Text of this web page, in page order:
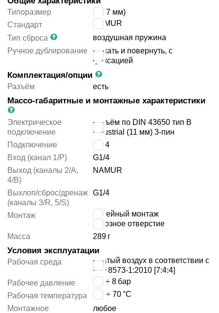
Типоразмер
3 (27 мм)
Стандарт
NAMUR
Тип сброса
воздушная пружина
Ручное дублирование
нажать и повернуть, с
фиксацией
Комплектация/опции
Разъём есть
Массо-габаритные и монтажные характеристики
Электрическое
подключение
разъём по DIN 43650 тип B
industrial (11 мм) 3-пин
Подключение
G1/4
Вход (канал 1/P)
G1/4
Выход (каналы 2/A,
4/B)
NAMUR
Выхлоп/сброс/дренаж
(каналы 3/R, 5/S)
G1/4
Монтаж
линейный монтаж
сквозное отверстие
Масса
289 г
Условия эксплуатации
Рабочая среда
сжатый воздух в соответствии с
ISO 8573-1:2010 [7:4:4]
Рабочее давление
1.5 ÷ 8 бар
Рабочая температура
-20 ÷ 70 °C
Монтажное
любое